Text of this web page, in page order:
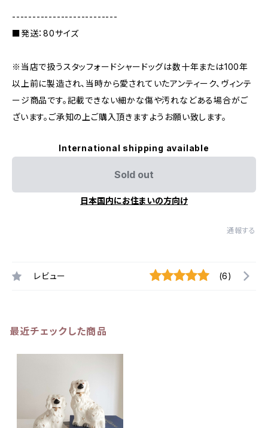
--------------------------
■発送：80サイズ
※当店で扱うスタッフォードシャードッグは数十年または100年
以上前に製造され、当時から愛されていたアンティーク、ヴィンテ
ージ商品です。記載できない細かな傷や汚れなどある場合がご
ざいます。ご承知の上ご購入頂きますようお願い致します。
International shipping available
Sold out
日本国内にお住まいの方向け
通報する
レビュー (6)
最近チェックした商品